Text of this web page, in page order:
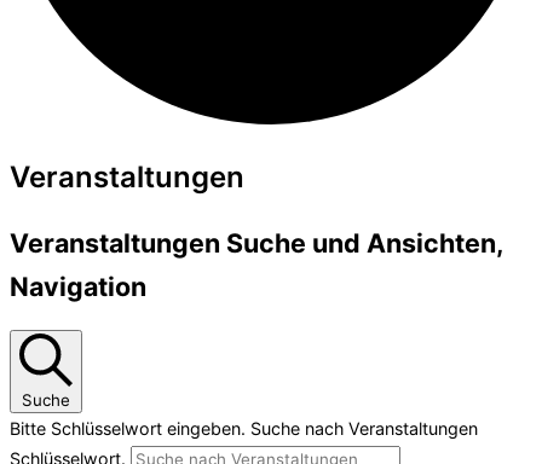
Veranstaltungen
Veranstaltungen Suche und Ansichten,
Navigation
Suche
Bitte Schlüsselwort eingeben. Suche nach Veranstaltungen
Schlüsselwort.